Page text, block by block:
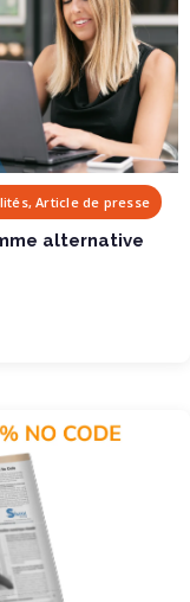
Article de presse
alternative